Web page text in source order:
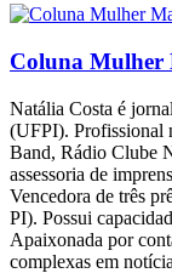
Coluna Mulher
Natália Costa é
(UFPI). Profissional
Band, Rádio Clube
assessoria de
Vencedora de três
PI). Possui
Apaixonada por
complexas em